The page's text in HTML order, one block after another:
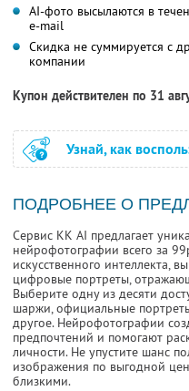
AI-фото высылаются в
e-mail
Скидка не суммируется с
компании
Купон действителен по 31
Узнай, как
ПОДРОБНЕЕ О
Сервис KK AI предлагает
нейрофотографии всего за
искусственного интеллекта,
цифровые портреты,
Выберите одну из десяти
шаржи, официальные
другое. Нейрофотографии
предпочтений и помогают
личности. Не упустите шанс
изображения по выгодной
близкими.